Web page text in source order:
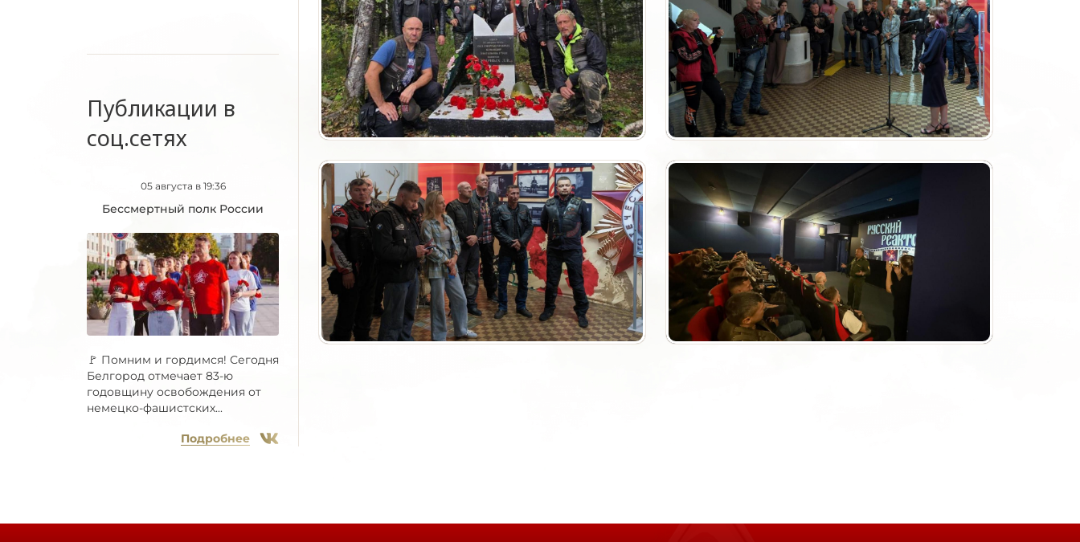
Публикации в
соц.сетях
05 августа в 19:36
Бессмертный полк России
🚩 Помним и гордимся! Сегодня
Белгород отмечает 83-ю
годовщину освобождения от
немецко-фашистских...
Подробнее